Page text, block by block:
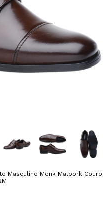
Masculino Monk Malbork Couro